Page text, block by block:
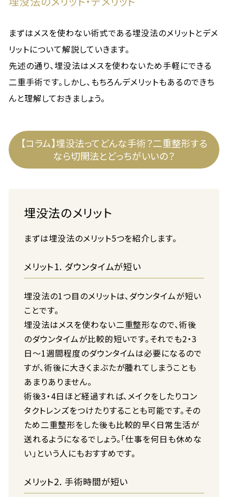
まずはメスを使わない術式である埋没法のメリットとデメ
リットについて解説していきます。
先述の通り、埋没法はメスを使わないため手軽にできる
二重手術です。しかし、もちろんデメリットもあるのできち
んと理解しておきましょう。
【コラム】埋没法ってどんな手術？二重整形する
なら切開法とどっちがいいの？
埋没法のメリット
まずは埋没法のメリット5つを紹介します。
メリット1. ダウンタイムが短い
埋没法の1つ目のメリットは、ダウンタイムが短い
ことです。
埋没法はメスを使わない二重整形なので、術後
のダウンタイムが比較的短いです。それでも2・3
日〜1週間程度のダウンタイムは必要になるので
すが、術後に大きくまぶたが腫れてしまうことも
あまりありません。
術後3・4日ほど経過すれば、メイクをしたりコン
タクトレンズをつけたりすることも可能です。その
ため二重整形をした後も比較的早く日常生活が
送れるようになるでしょう。「仕事を何日も休めな
い」という人にもおすすめです。
メリット2. 手術時間が短い